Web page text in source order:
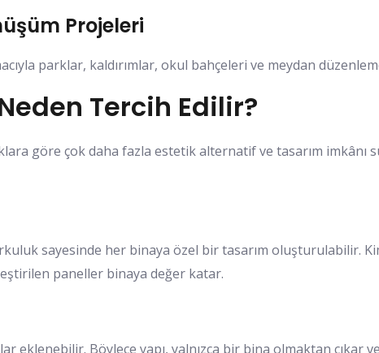
Projeleri
parklar, kaldırımlar, okul bahçeleri ve meydan
Tercih Edilir?
göre çok daha fazla estetik alternatif ve tasarım imkânı
sayesinde her binaya özel bir tasarım oluşturulabilir.
paneller binaya değer katar.
eklenebilir. Böylece yapı, yalnızca bir bina olmaktan çıkar